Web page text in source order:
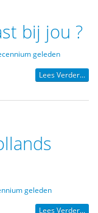
bij jou ?
geleden
Lees Verder...
geleden
Lees Verder...